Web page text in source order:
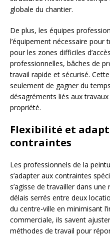
globale du chantier.
De plus, les équipes
l’équipement nécessaire
pour les zones difficiles
professionnelles, bâches de
travail rapide et sécurisé.
seulement de gagner du
désagréments liés aux
propriété.
Flexibilité et
contraintes
Les professionnels de la
s’adapter aux contraintes
s’agisse de travailler dans
délais serrés entre deux
du centre-ville en minimisant
commerciale, ils savent
méthodes de travail pour